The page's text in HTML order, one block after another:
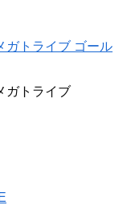
ガトライブ ゴール
ガトライブ